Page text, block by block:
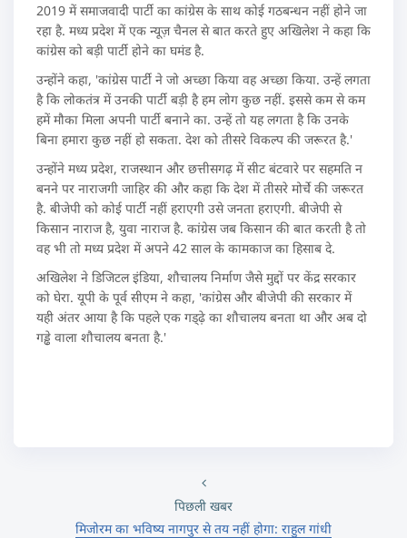
2019 में समाजवादी पार्टी का कांग्रेस के साथ कोई गठबन्धन नहीं होने जा
रहा है. मध्‍य प्रदेश में एक न्यूज़ चैनल से बात करते हुए अखिलेश ने कहा कि
कांग्रेस को बड़ी पार्टी होने का घमंड है.
उन्‍होंने कहा, 'कांग्रेस पार्टी ने जो अच्‍छा किया वह अच्‍छा किया. उन्‍हें लगता
है कि लोकतंत्र में उनकी पार्टी बड़ी है हम लोग कुछ नहीं. इससे कम से कम
हमें मौका मिला अपनी पार्टी बनाने का. उन्‍हें तो यह लगता है कि उनके
बिना हमारा कुछ नहीं हो सकता. देश को तीसरे विकल्‍प की जरूरत है.'
उन्‍होंने मध्य प्रदेश, राजस्थान और छत्तीसगढ़ में सीट बंटवारे पर सहमति न
बनने पर नाराजगी जाहिर की और कहा कि देश में तीसरे मोर्चे की जरूरत
है. बीजेपी को कोई पार्टी नहीं हराएगी उसे जनता हराएगी. बीजेपी से
किसान नाराज है, युवा नाराज है. कांग्रेस जब किसान की बात करती है तो
वह भी तो मध्‍य प्रदेश में अपने 42 साल के कामकाज का हिसाब दे.
अखिलेश ने डिजिटल इंडिया, शौचालय निर्माण जैसे मुद्दों पर केंद्र सरकार
को घेरा. यूपी के पूर्व सीएम ने कहा, 'कांग्रेस और बीजेपी की सरकार में
यही अंतर आया है कि पहले एक गड्ढ़े का शौचालय बनता था और अब दो
गड्ढे वाला शौचालय बनता है.'
पिछली खबर
मिजोरम का भविष्य नागपुर से तय नहीं होगा: राहुल गांधी